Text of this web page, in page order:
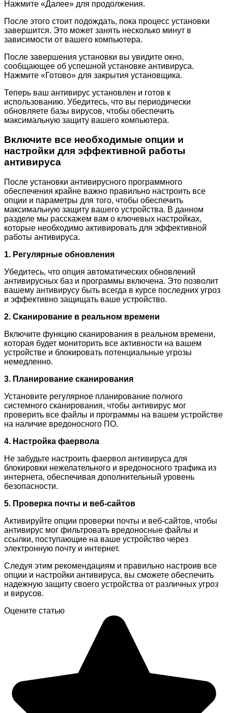
Нажмите «Далее» для продолжения.
После этого стоит подождать, пока процесс установки
завершится. Это может занять несколько минут в
зависимости от вашего компьютера.
После завершения установки вы увидите окно,
сообщающее об успешной установке антивируса.
Нажмите «Готово» для закрытия установщика.
Теперь ваш антивирус установлен и готов к
использованию. Убедитесь, что вы периодически
обновляете базы вирусов, чтобы обеспечить
максимальную защиту вашего компьютера.
Включите все необходимые опции и
настройки для эффективной работы
антивируса
После установки антивирусного программного
обеспечения крайне важно правильно настроить все
опции и параметры для того, чтобы обеспечить
максимальную защиту вашего устройства. В данном
разделе мы расскажем вам о ключевых настройках,
которые необходимо активировать для эффективной
работы антивируса.
1. Регулярные обновления
Убедитесь, что опция автоматических обновлений
антивирусных баз и программы включена. Это позволит
вашему антивирусу быть всегда в курсе последних угроз
и эффективно защищать ваше устройство.
2. Сканирование в реальном времени
Включите функцию сканирования в реальном времени,
которая будет мониторить все активности на вашем
устройстве и блокировать потенциальные угрозы
немедленно.
3. Планирование сканирования
Установите регулярное планирование полного
системного сканирования, чтобы антивирус мог
проверить все файлы и программы на вашем устройстве
на наличие вредоносного ПО.
4. Настройка фаервола
Не забудьте настроить фаервол антивируса для
блокировки нежелательного и вредоносного трафика из
интернета, обеспечивая дополнительный уровень
безопасности.
5. Проверка почты и веб-сайтов
Активируйте опции проверки почты и веб-сайтов, чтобы
антивирус мог фильтровать вредоносные файлы и
ссылки, поступающие на ваше устройство через
электронную почту и интернет.
Следуя этим рекомендациям и правильно настроив все
опции и настройки антивируса, вы сможете обеспечить
надежную защиту своего устройства от различных угроз
и вирусов.
Оцените статью